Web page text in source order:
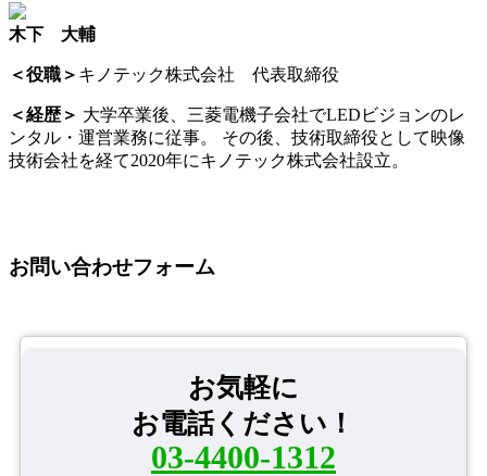
木下 大輔
＜役職＞ キノテック株式会社 代表取締役
＜経歴＞ 大学卒業後、三菱電機子会社でLEDビジョンのレ
ンタル・運営業務に従事。 その後、技術取締役として映像
技術会社を経て2020年にキノテック株式会社設立。
お問い合わせフォーム
お気軽に
お電話ください！
03-4400-1312